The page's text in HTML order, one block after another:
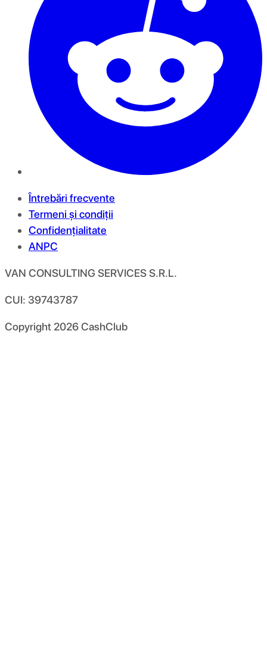
Întrebări frecvente
Termeni și condiții
Confidențialitate
ANPC
VAN CONSULTING SERVICES S.R.L.
CUI: 39743787
Copyright 2026CashClub